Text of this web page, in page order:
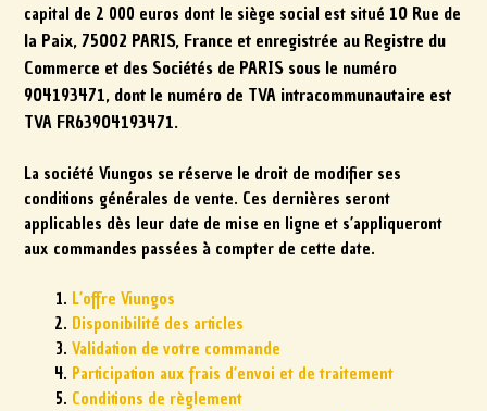
capital de 2 000 euros dont le siège social est situé 10 Rue de
la Paix, 75002 PARIS, France et enregistrée au Registre du
Commerce et des Sociétés de PARIS sous le numéro
904193471, dont le numéro de TVA intracommunautaire est
TVA FR63904193471.
La société Viungos se réserve le droit de modifier ses
conditions générales de vente. Ces dernières seront
applicables dès leur date de mise en ligne et s’appliqueront
aux commandes passées à compter de cette date.
L’offre Viungos
Disponibilité des articles
Validation de votre commande
Participation aux frais d’envoi et de traitement
Conditions de règlement